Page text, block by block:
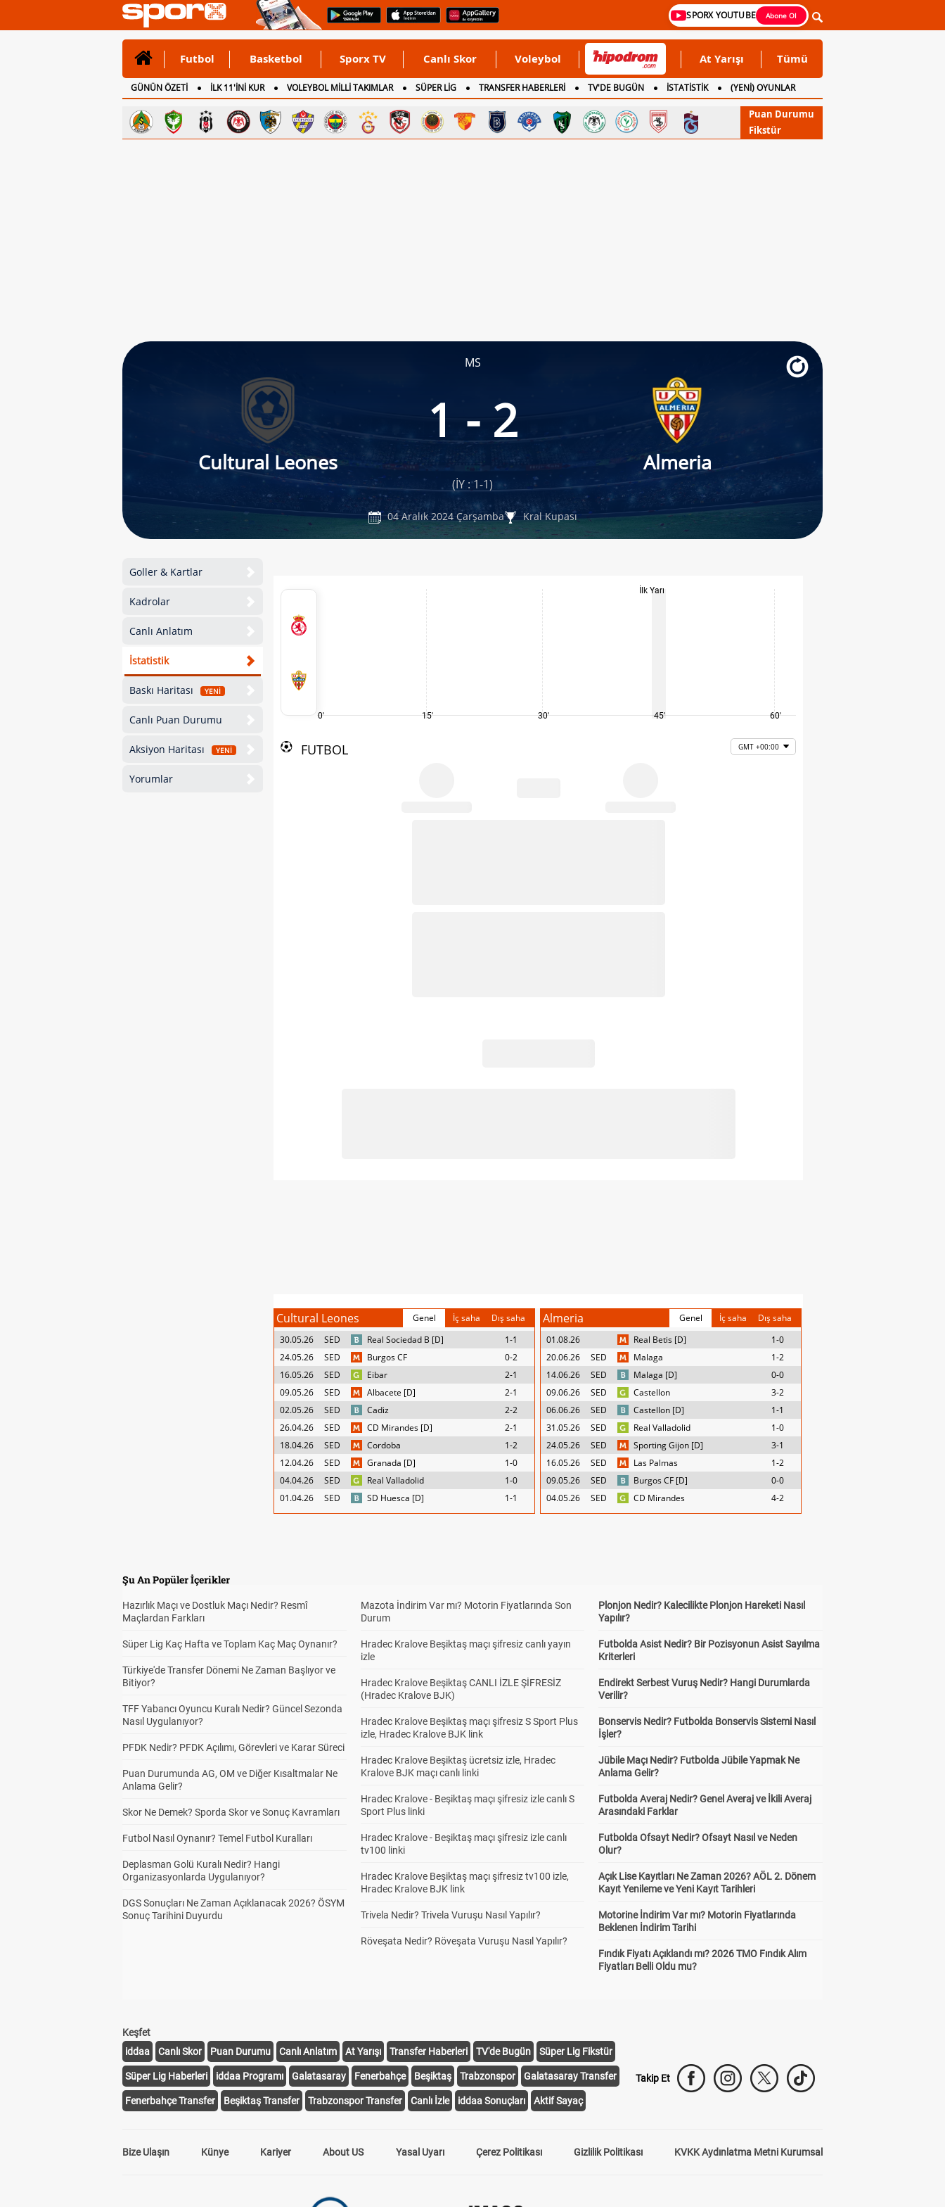
SPORX YOUTUBE Abone Ol
Futbol Basketbol Sporx TV Canlı Skor Voleybol At Yarışı Tümü
GÜNÜN ÖZETİ İLK 11'İNİ KUR VOLEYBOL MİLLİ TAKIMLAR SÜPER LİG TRANSFER HABERLERİ TV'DE BUGÜN İSTATİSTİK
(YENİ) OYUNLAR
CANLI ANLATIM
İNGİLTERE
Puan Durumu
Fikstür
MS
Cultural Leones
1 - 2
Almeria
(İY : 1-1)
04 Aralık 2024 Çarşamba Kral Kupası
Goller & Kartlar
Kadrolar
Canlı Anlatım
İstatistik
Baskı Haritası YENİ
Canlı Puan Durumu
Aksiyon Haritası YENİ
Yorumlar
0' 15' 30'
İlk Yarı
45' 60'
FUTBOL GMT +00:00
Cultural Leones Genel İç saha
Dış saha
30.05.26
SED Real Sociedad B [D]
1-1
24.05.26
SED Burgos CF
0-2
16.05.26
SED Eibar
2-1
09.05.26
SED Albacete [D]
2-1
02.05.26
SED Cadiz
2-2
26.04.26
SED CD Mirandes [D]
2-1
18.04.26
SED Cordoba
1-2
12.04.26
SED Granada [D]
1-0
04.04.26
SED Real Valladolid
1-0
01.04.26
SED SD Huesca [D] 1-1
Almeria Genel İç saha
Dış saha
01.08.26
Real Betis [D]
1-0
20.06.26
SED Malaga
1-2
14.06.26
SED Malaga [D]
0-0
09.06.26
SED Castellon
3-2
06.06.26
SED Castellon [D]
1-1
31.05.26
SED Real Valladolid
1-0
24.05.26
SED Sporting Gijon [D]
3-1
16.05.26
SED Las Palmas
1-2
09.05.26
SED Burgos CF [D]
0-0
04.05.26
SED CD Mirandes 4-2
Şu An Popüler İçerikler
Hazırlık Maçı ve Dostluk Maçı Nedir? Resmî
Maçlardan Farkları
Süper Lig Kaç Hafta ve Toplam Kaç Maç Oynanır?
Türkiye'de Transfer Dönemi Ne Zaman Başlıyor ve
Bitiyor?
TFF Yabancı Oyuncu Kuralı Nedir? Güncel Sezonda
Nasıl Uygulanıyor?
PFDK Nedir? PFDK Açılımı, Görevleri ve Karar Süreci
Puan Durumunda AG, OM ve Diğer Kısaltmalar Ne
Anlama Gelir?
Skor Ne Demek? Sporda Skor ve Sonuç Kavramları
Futbol Nasıl Oynanır? Temel Futbol Kuralları
Deplasman Golü Kuralı Nedir? Hangi
Organizasyonlarda Uygulanıyor?
DGS Sonuçları Ne Zaman Açıklanacak 2026? ÖSYM
Sonuç Tarihini Duyurdu
Mazota İndirim Var mı? Motorin Fiyatlarında Son
Durum
Hradec Kralove Beşiktaş maçı şifresiz canlı yayın
izle
Hradec Kralove Beşiktaş CANLI İZLE ŞİFRESİZ
(Hradec Kralove BJK)
Hradec Kralove Beşiktaş maçı şifresiz S Sport Plus
izle, Hradec Kralove BJK link
Hradec Kralove Beşiktaş ücretsiz izle, Hradec
Kralove BJK maçı canlı linki
Hradec Kralove - Beşiktaş maçı şifresiz izle canlı S
Sport Plus linki
Hradec Kralove - Beşiktaş maçı şifresiz izle canlı
tv100 linki
Hradec Kralove Beşiktaş maçı şifresiz tv100 izle,
Hradec Kralove BJK link
Trivela Nedir? Trivela Vuruşu Nasıl Yapılır?
Röveşata Nedir? Röveşata Vuruşu Nasıl Yapılır?
Plonjon Nedir? Kalecilikte Plonjon Hareketi Nasıl
Yapılır?
Futbolda Asist Nedir? Bir Pozisyonun Asist Sayılma
Kriterleri
Endirekt Serbest Vuruş Nedir? Hangi Durumlarda
Verilir?
Bonservis Nedir? Futbolda Bonservis Sistemi Nasıl
İşler?
Jübile Maçı Nedir? Futbolda Jübile Yapmak Ne
Anlama Gelir?
Futbolda Averaj Nedir? Genel Averaj ve İkili Averaj
Arasındaki Farklar
Futbolda Ofsayt Nedir? Ofsayt Nasıl ve Neden
Olur?
Açık Lise Kayıtları Ne Zaman 2026? AÖL 2. Dönem
Kayıt Yenileme ve Yeni Kayıt Tarihleri
Motorine İndirim Var mı? Motorin Fiyatlarında
Beklenen İndirim Tarihi
Fındık Fiyatı Açıklandı mı? 2026 TMO Fındık Alım
Fiyatları Belli Oldu mu?
Keşfet
iddaa
Canlı Skor Puan Durumu Canlı Anlatım At Yarışı Transfer Haberleri TV'de Bugün Süper Lig Fikstür
Süper Lig Haberleri iddaa Programı Galatasaray Fenerbahçe Beşiktaş Trabzonspor Galatasaray Transfer
Fenerbahçe Transfer Beşiktaş Transfer Trabzonspor Transfer Canlı İzle iddaa Sonuçları Aktif Sayaç
Takip Et
Bize Ulaşın Künye Kariyer About US Yasal Uyarı Çerez Politikası Gizlilik Politikası KVKK Aydınlatma Metni Kurumsal